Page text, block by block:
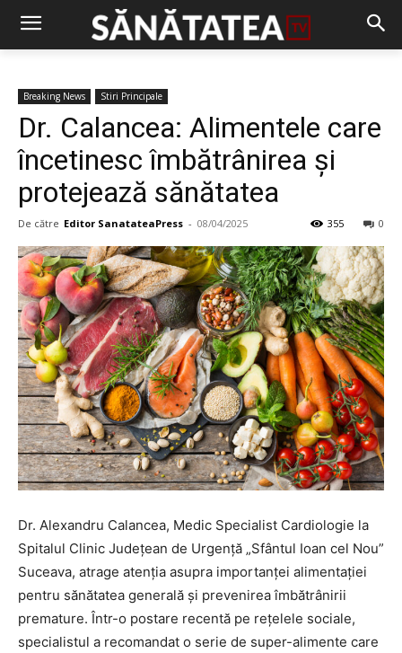
Breaking News Stiri Principale
Dr. Calancea: Alimentele care
încetinesc îmbătrânirea și
protejează sănătatea
De către Editor SanatateaPress - 08/04/2025 0
355
Dr. Alexandru Calancea, Medic Specialist Cardiologie la
Spitalul Clinic Județean de Urgență „Sfântul Ioan cel Nou”
Suceava, atrage atenția asupra importanței alimentației
pentru sănătatea generală și prevenirea îmbătrânirii
premature. Într-o postare recentă pe rețelele sociale,
specialistul a recomandat o serie de super-alimente care